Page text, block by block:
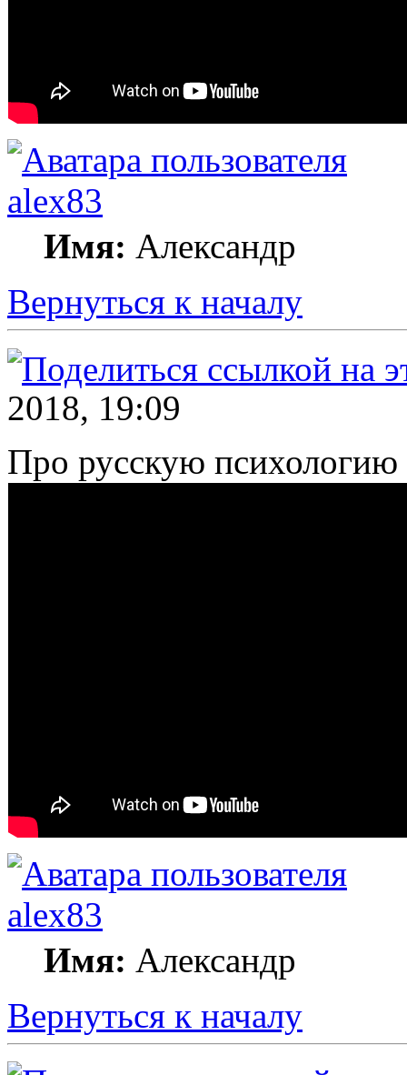
alex83
Имя: Александр
Вернуться к началу
2018, 19:09
Про русскую психологию
alex83
Имя: Александр
Вернуться к началу